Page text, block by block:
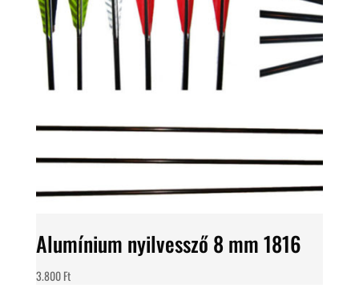
Alumínium nyilvessző 8 mm 1816
3.800Ft